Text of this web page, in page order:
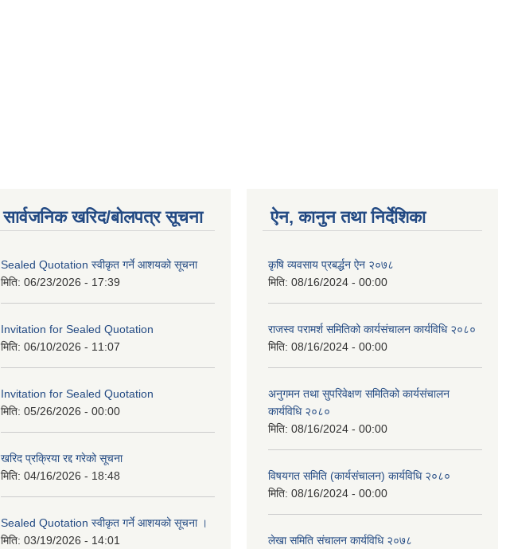
सार्वजनिक खरिद/बोलपत्र सूचना
Sealed Quotation स्वीकृत गर्ने आशयको सूचना
मिति: 06/23/2026 - 17:39
Invitation for Sealed Quotation
मिति: 06/10/2026 - 11:07
Invitation for Sealed Quotation
मिति: 05/26/2026 - 00:00
खरिद प्रक्रिया रद्द गरेको सूचना
मिति: 04/16/2026 - 18:48
Sealed Quotation स्वीकृत गर्ने आशयको सूचना ।
मिति: 03/19/2026 - 14:01
ऐन, कानुन तथा निर्देशिका
कृषि व्यवसाय प्रबर्द्धन ऐन २०७८
मिति: 08/16/2024 - 00:00
राजस्व परामर्श समितिको कार्यसंचालन कार्यविधि २०८०
मिति: 08/16/2024 - 00:00
अनुगमन तथा सुपरिवेक्षण समितिको कार्यसंचालन
कार्यविधि २०८०
मिति: 08/16/2024 - 00:00
विषयगत समिति (कार्यसंचालन) कार्यविधि २०८०
मिति: 08/16/2024 - 00:00
लेखा समिति संचालन कार्यविधि २०७८